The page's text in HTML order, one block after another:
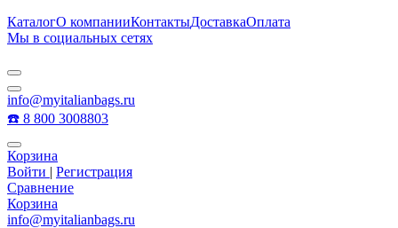
КаталогО компанииКонтактыДоставкаОплата
Мы в социальных сетях
info@myitalianbags.ru
☎️ 8 800 3008803
Корзина
Войти | Регистрация
Сравнение
Корзина
info@myitalianbags.ru